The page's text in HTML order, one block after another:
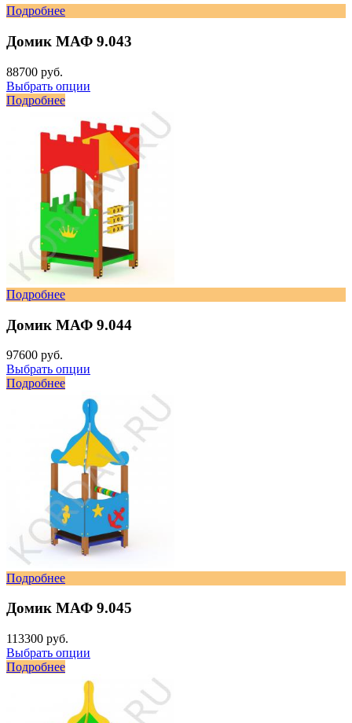
Подробнее
Домик МАФ 9.043
88700 руб.
Выбрать опции
Подробнее
Подробнее
Домик МАФ 9.044
97600 руб.
Выбрать опции
Подробнее
Подробнее
Домик МАФ 9.045
113300 руб.
Выбрать опции
Подробнее